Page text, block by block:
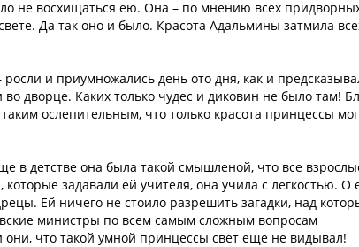
не восхищаться ею. Она – по мнению всех
Да так оно и было. Красота Адальмины затмила
и приумножались день ото дня, как и
дворце. Каких только чудес и диковин не было там!
ослепительным, что только красота принцессы
в детстве она была такой смышленой, что все
задавали ей учителя, она учила с легкостью. О
Ей ничего не стоило разрешить загадки, над
министры по всем самым сложным вопросам
они, что такой умной принцессы свет еще не видывал!